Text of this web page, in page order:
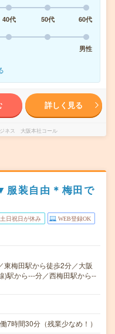
40代 50代
60代
男性
詳しく見る
ネス 大阪本社コール
服装自由＊梅田で
土日祝日が休み WEB登録OK
東梅田駅から徒歩2分／大阪
)駅から---分／西梅田駅から--
7時間30分（残業少なめ！）